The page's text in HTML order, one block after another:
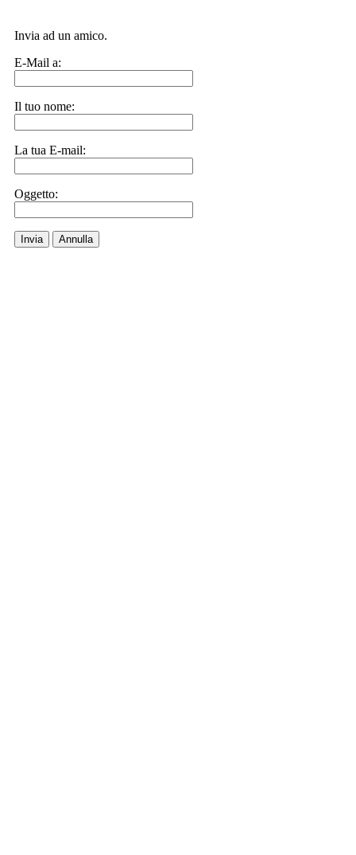
Invia ad un amico.
E-Mail a:
Il tuo nome:
La tua E-mail:
Oggetto:
Invia Annulla